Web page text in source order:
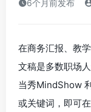
6个月前发布
在商务汇报、教
文稿是多数职场
当秀MindShow
或关键词，即可